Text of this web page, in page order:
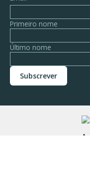
Primeiro nome
Último nome